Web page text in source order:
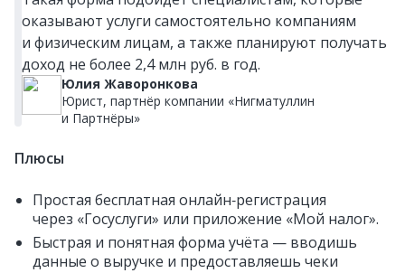
оказывают услуги самостоятельно компаниям
и физическим лицам, а также планируют получать
доход не более 2,4 млн руб. в год.
Юлия Жаворонкова
Юрист, партнёр компании «Нигматуллин
и Партнёры»
Плюсы
Простая бесплатная онлайн‑регистрация
через «Госуслуги» или приложение «Мой налог».
Быстрая и понятная форма учёта — вводишь
данные о выручке и предоставляешь чеки